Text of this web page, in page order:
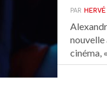
PARHERVÉ
nouvelle
cinéma,